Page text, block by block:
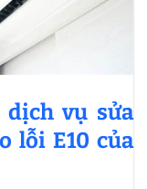
dịch vụ sửa
lỗi E10 của